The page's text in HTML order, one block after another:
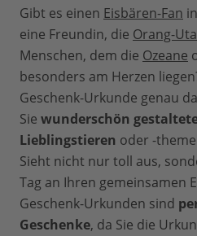
Gibt es einen Eisbären-Fan
eine Freundin, die Orang-
Menschen, dem die Ozeane
besonders am Herzen
Geschenk-Urkunde genau
Sie wunderschön
Lieblingstieren oder -
Sieht nicht nur toll aus,
Tag an Ihren gemeinsamen
Geschenk-Urkunden sind
Geschenke, da Sie die